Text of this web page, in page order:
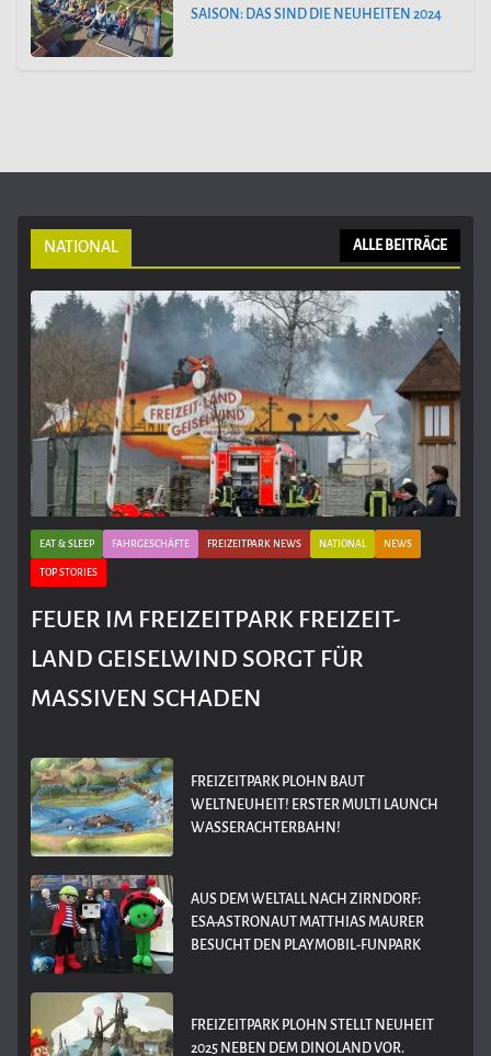
SAISON: DAS SIND DIE NEUHEITEN 2024
NATIONAL ALLE BEITRÄGE
EAT & SLEEP FAHRGESCHÄFTE FREIZEITPARK NEWS NATIONAL NEWS
TOP STORIES
FEUER IM FREIZEITPARK FREIZEIT-
LAND GEISELWIND SORGT FÜR
MASSIVEN SCHADEN
FREIZEITPARK PLOHN BAUT
WELTNEUHEIT! ERSTER MULTI LAUNCH
WASSERACHTERBAHN!
AUS DEM WELTALL NACH ZIRNDORF:
ESA-ASTRONAUT MATTHIAS MAURER
BESUCHT DEN PLAYMOBIL-FUNPARK
FREIZEITPARK PLOHN STELLT NEUHEIT
2025 NEBEN DEM DINOLAND VOR.